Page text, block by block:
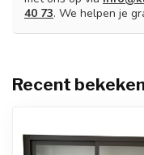
40 73. We helpen je
Recent